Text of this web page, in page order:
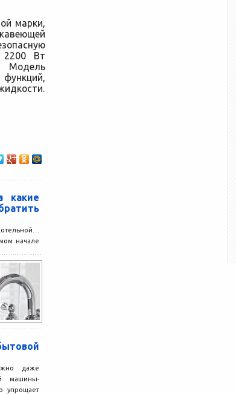
марки,
2200 Вт
Модель
какие
начале
даже
машины-
упрощает